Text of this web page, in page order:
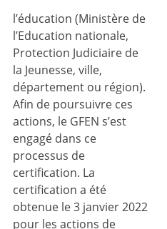
l’éducation (Ministère de
l’Education nationale,
Protection Judiciaire de
la Jeunesse, ville,
département ou région).
Afin de poursuivre ces
actions, le GFEN s’est
engagé dans ce
processus de
certification. La
certification a été
obtenue le 3 janvier 2022
pour les actions de